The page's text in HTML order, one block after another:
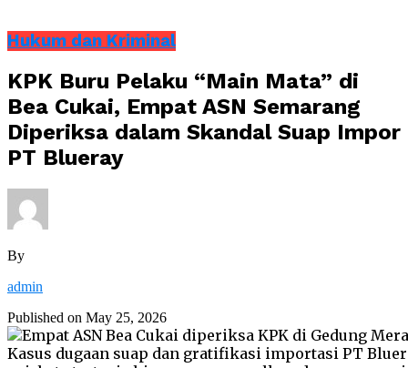
Hukum dan Kriminal
KPK Buru Pelaku “Main Mata” di
Bea Cukai, Empat ASN Semarang
Diperiksa dalam Skandal Suap Impor
PT Blueray
By
admin
Published on May 25, 2026